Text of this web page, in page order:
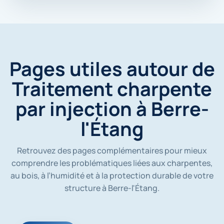
n
é
e
o
t
u
t
i
Pages utiles autour de
Traitement charpente
par injection à Berre-
l'Étang
Retrouvez des pages complémentaires pour mieux
comprendre les problématiques liées aux charpentes,
au bois, à l’humidité et à la protection durable de votre
structure à Berre-l'Étang.